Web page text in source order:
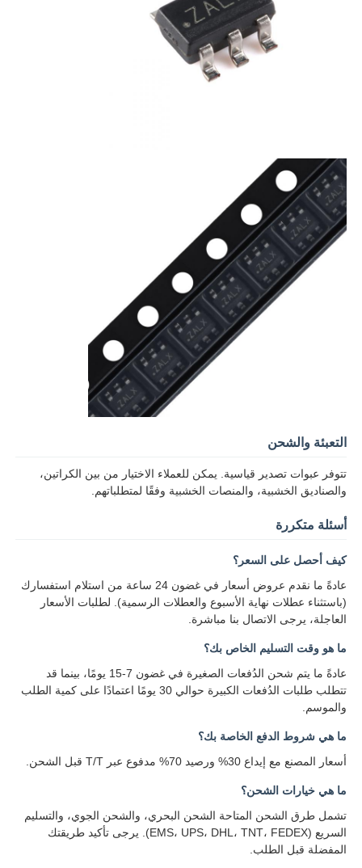
ولا فلاش
ذاكرة القراءة فقط القابلة للمسح والبرمجة (EPROM) IC
IC UART
إدارة التحكم في الطاقة
مكونات الكترونية
برمجة PLC
وحدة GPS
وحدة ترددات الراديو
وحدة الطاقة
ترحيل الحالة الصلبة
هوائي اتصالات
شريحة إدارة الطاقة
التعبئة والشحن
تتوفر عبوات تصدير قياسية. يمكن للعملاء الاختيار من بين الكراتين،
والصناديق الخشبية، والمنصات الخشبية وفقًا لمتطلباتهم.
أسئلة متكررة
كيف أحصل على السعر؟
عادةً ما نقدم عروض أسعار في غضون 24 ساعة من استلام استفسارك
(باستثناء عطلات نهاية الأسبوع والعطلات الرسمية). لطلبات الأسعار
العاجلة، يرجى الاتصال بنا مباشرة.
ما هو وقت التسليم الخاص بك؟
عادةً ما يتم شحن الدُفعات الصغيرة في غضون 7-15 يومًا، بينما قد
تتطلب طلبات الدُفعات الكبيرة حوالي 30 يومًا اعتمادًا على كمية الطلب
والموسم.
ما هي شروط الدفع الخاصة بك؟
أسعار المصنع مع إيداع 30% ورصيد 70% مدفوع عبر T/T قبل الشحن.
ما هي خيارات الشحن؟
تشمل طرق الشحن المتاحة الشحن البحري، والشحن الجوي، والتسليم
السريع (EMS، UPS، DHL، TNT، FEDEX). يرجى تأكيد طريقتك
المفضلة قبل الطلب.